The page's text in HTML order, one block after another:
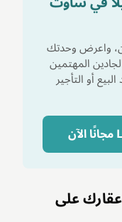
واعرض وحدتك
المهتمين
أو التأجير
على